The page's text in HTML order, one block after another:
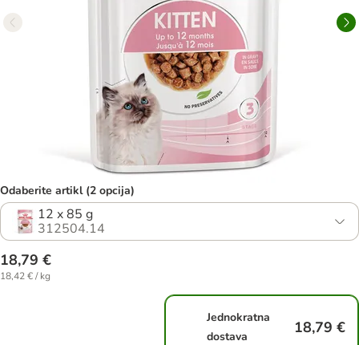
Odaberite artikl (2 opcija)
12 x 85 g
312504.14
18,79 €
18,42 € / kg
Jednokratna
dostava
18,79 €